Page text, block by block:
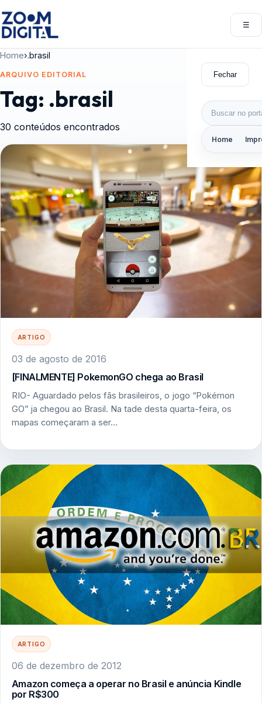
☰
Fechar
Buscar por:
Home
Home›.brasil
ARQUIVO EDITORIAL
Tag: .brasil
30 conteúdos encontrados
ARTIGO
03 de agosto de 2016
[FINALMENTE] PokemonGO chega ao Brasil
RIO- Aguardado pelos fãs brasileiros, o jogo “Pokémon
GO” ja chegou ao Brasil. Na tade desta quarta-feira, os
mapas começaram a ser…
ARTIGO
06 de dezembro de 2012
Amazon começa a operar no Brasil e anúncia Kindle
por R$300